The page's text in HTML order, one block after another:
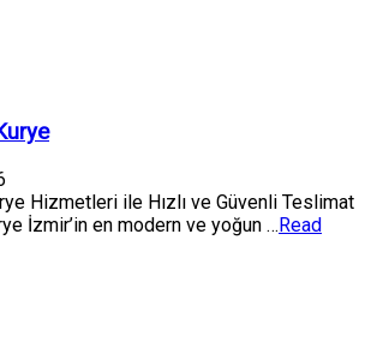
Hizmetleri ile Hızlı ve Güvenli Teslimat
İzmir’in en modern ve yoğun …Read